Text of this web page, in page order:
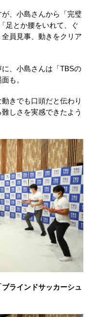
、小島さんから「完璧
足とか腰をいれて、ぐ
員見事、動きをクリア
、小島さんは「TBSの
も。
きでも口頭だと伝わり
しさを実感できたよう
ラインドサッカーシュ